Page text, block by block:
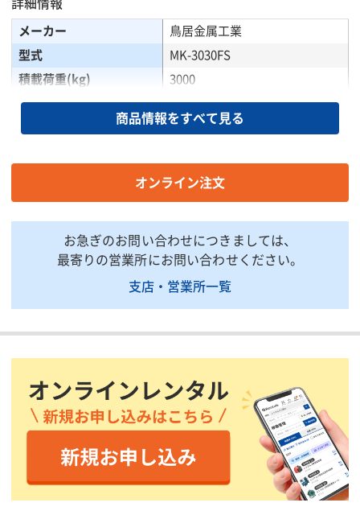
メーカー
鳥居金属工業
型式
MK-3030FS
積載荷重(kg)
3000
全長(mm)
3000
496
37
掲載されている仕様は、代表的な機種です。実際に納品されるものとは異なる場合
注意事項:アユミ板をご使用の際は、アユミ板ズレ防止の為、荷台
の穴に必ずピンを差し込んでご使用ください。
印刷用ページ
商品情報をすべて見る
オンライン注文
お急ぎのお問い合わせにつきましては、
最寄りの営業所にお問い合わせください。
支店・営業所一覧